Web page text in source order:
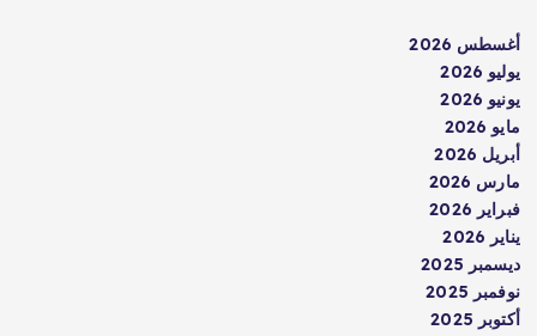
أغسطس 2026
يوليو 2026
يونيو 2026
مايو 2026
أبريل 2026
مارس 2026
فبراير 2026
يناير 2026
ديسمبر 2025
نوفمبر 2025
أكتوبر 2025